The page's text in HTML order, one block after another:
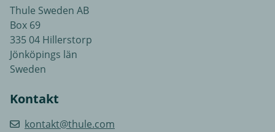
Thule Sweden AB
Box 69
335 04 Hillerstorp
Jönköpings län
Sweden
Kontakt
kontakt@thule.com